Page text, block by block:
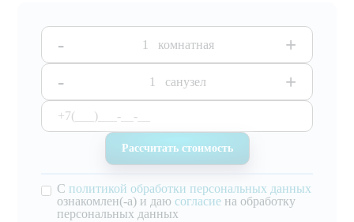
- комнатная
+
-
санузел +
С политикой обработки персональных данных
ознакомлен(-а) и даю согласие на обработку
персональных данных